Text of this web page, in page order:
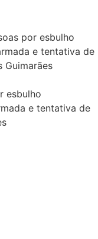
esbulho
e tentativa de